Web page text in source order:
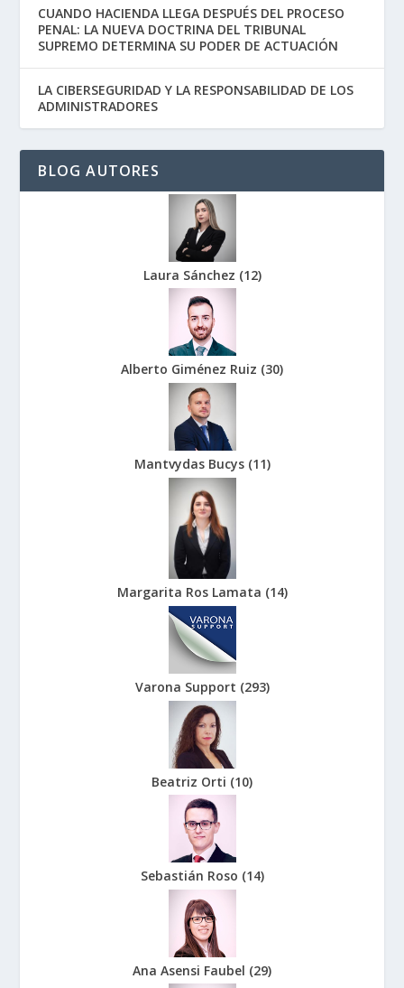
CUANDO HACIENDA LLEGA DESPUÉS DEL PROCESO
PENAL: LA NUEVA DOCTRINA DEL TRIBUNAL
SUPREMO DETERMINA SU PODER DE ACTUACIÓN
LA CIBERSEGURIDAD Y LA RESPONSABILIDAD DE LOS
ADMINISTRADORES
BLOG AUTORES
Laura Sánchez (12)
Alberto Giménez Ruiz (30)
Mantvydas Bucys (11)
Margarita Ros Lamata (14)
Varona Support (293)
Beatriz Orti (10)
Sebastián Roso (14)
Ana Asensi Faubel (29)